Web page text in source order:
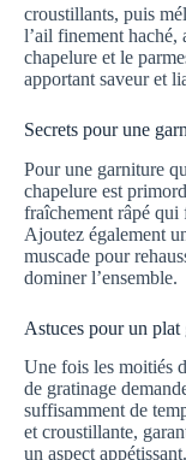
croustillants, puis
l’ail finement haché,
chapelure et le
apportant saveur et
Secrets pour une
Pour une garniture
chapelure est
fraîchement râpé qui
Ajoutez également
muscade pour
dominer l’ensemble.
Astuces pour un
Une fois les moitiés
de gratinage
suffisamment de
et croustillante,
un aspect appétissant.